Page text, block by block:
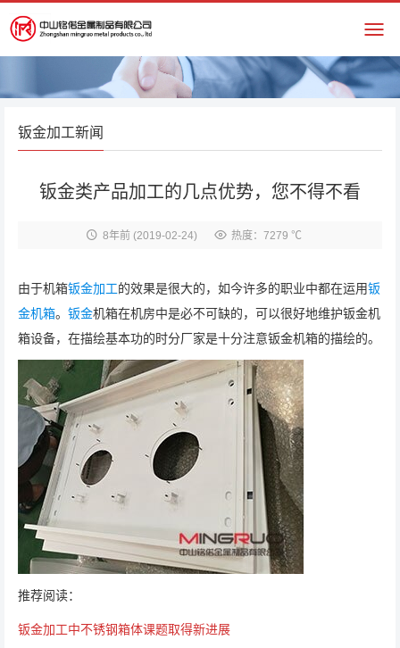
钣金加工新闻
钣金类产品加工的几点优势，您不得不看
8年前(2019-02-24) 热度：7279 ℃
由于机箱钣金加工的效果是很大的，如今许多的职业中都在运用钣
金机箱。 钣金机箱在机房中是必不可缺的，可以很好地维护钣金机
箱设备，在描绘基本功的时分厂家是十分注意钣金机箱的描绘的。
推荐阅读：
钣金加工中不锈钢箱体课题取得新进展